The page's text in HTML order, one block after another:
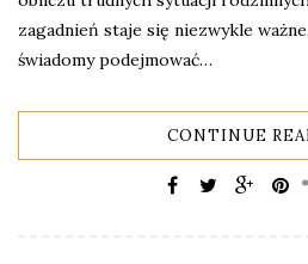
zagadnień staje się niezwykle
świadomy podejmować…
CONTINUE